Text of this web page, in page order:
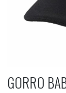
GORRO